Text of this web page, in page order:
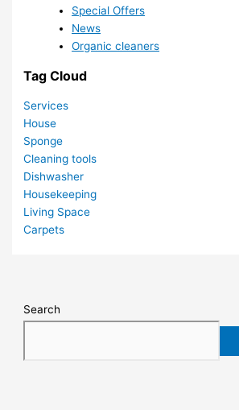
Special Offers
News
Organic cleaners
Tag Cloud
Services
House
Sponge
Cleaning tools
Dishwasher
Housekeeping
Living Space
Carpets
Search